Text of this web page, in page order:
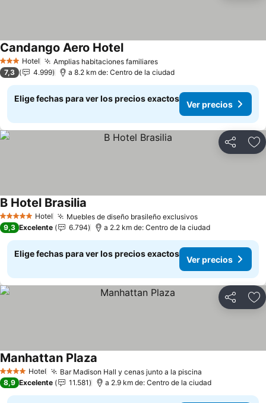
3 Estrellas
Hotel Amplias habitaciones familiares
Candango Aero Hotel
7,3 4.999 a 8.2 km de: Centro de la ciudad
Elige fechas para ver los precios exactos
Ver precios
Compartir
5 Estrellas Hotel Muebles de diseño brasileño exclusivos
B Hotel Brasilia
9,3 Excelente 6.794 a 2.2 km de: Centro de la ciudad
Elige fechas para ver los precios exactos
Ver precios
Compartir
4 EstrellasHotel Bar Madison Hall y cenas junto a la piscina
Manhattan Plaza
8,9 Excelente 11.581 a 2.9 km de: Centro de la ciudad